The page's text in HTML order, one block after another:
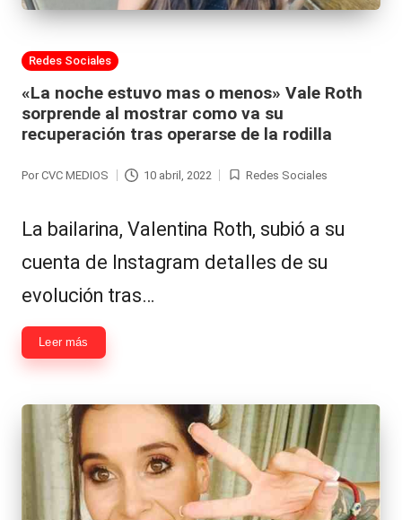
Publicada
Redes Sociales
«La noche estuvo mas o menos» Vale Roth
sorprende al mostrar como va su
recuperación tras operarse de la rodilla
Publicado
Por CVC MEDIOS 10 abril, 2022
Publicada
Redes Sociales
La bailarina, Valentina Roth, subió a su
cuenta de Instagram detalles de su
evolución tras…
Leer más